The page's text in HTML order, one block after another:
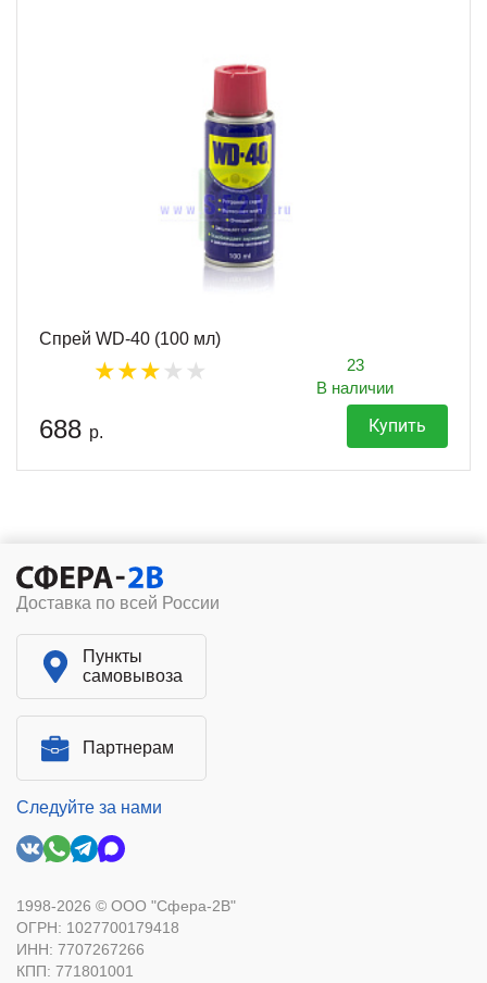
Спрей WD-40 (100 мл)
23
В наличии
688 р. Купить
Доставка по всей России
Пункты
самовывоза
Партнерам
Следуйте за нами
1998-2026 © ООО "Сфера-2В"
ОГРН: 1027700179418
ИНН: 7707267266
КПП: 771801001